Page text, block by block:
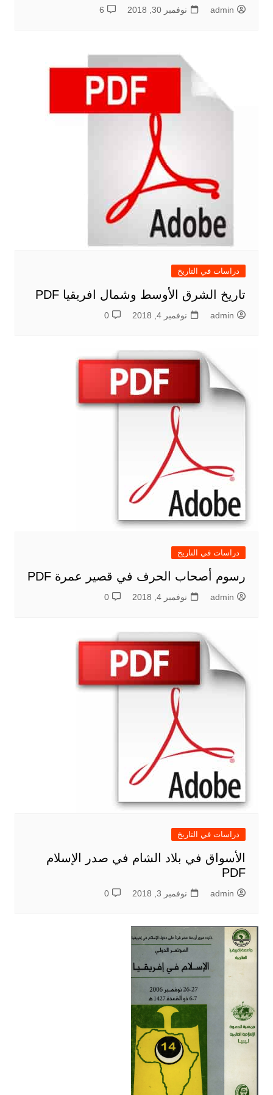
admin نوفمبر 30, 2018 6
دراسات في التاريخ
تاريخ الشرق الأوسط وشمال افريقيا PDF
admin نوفمبر 4, 2018 0
دراسات في التاريخ
رسوم أصحاب الحرف في قصير عمرة PDF
admin نوفمبر 4, 2018 0
دراسات في التاريخ
الأسواق في بلاد الشام في صدر الإسلام
PDF
admin نوفمبر 3, 2018 0